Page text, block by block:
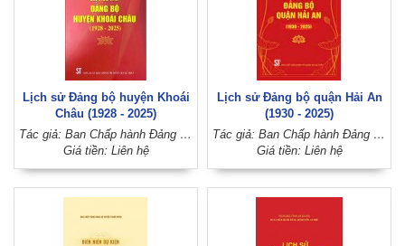
Lịch sử Đảng bộ huyện Khoái
Châu (1928 - 2025)
Tác giả: Ban Chấp hành Đảng bộ huyện Khoái Châu (Đảng bộ tỉnh Hưng Yên)
Giá tiền: Liên hệ
Lịch sử Đảng bộ quận Hải An
(1930 - 2025)
Tác giả: Ban Chấp hành Đảng bộ quận Hải An, thành phố Hải Phòng
Giá tiền: Liên hệ